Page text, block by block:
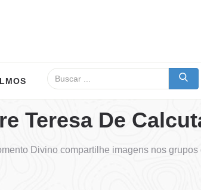
Teresa De
Divino compartilhe imagens nos grupos